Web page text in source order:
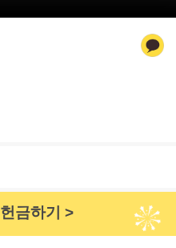
헌금하기 >